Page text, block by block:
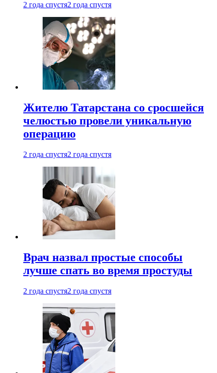
2 года спустя2 года спустя
Жителю Татарстана со сросшейся
челюстью провели уникальную
операцию
2 года спустя2 года спустя
Врач назвал простые способы
лучше спать во время простуды
2 года спустя2 года спустя